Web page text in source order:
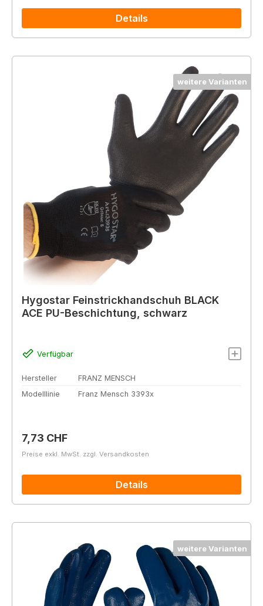
Details
weitere Varianten
Hygostar Feinstrickhandschuh BLACK
ACE PU-Beschichtung, schwarz
Verfügbar
Hersteller
FRANZ MENSCH
Modelllinie
Franz Mensch 3393x
Regulärer Preis:
7,73 CHF
Preise exkl. MwSt. zzgl. Versandkosten
Details
weitere Varianten